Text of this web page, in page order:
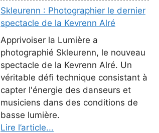
Skleurenn : Photographier le dernier
spectacle de la Kevrenn Alré
Apprivoiser la Lumière a
photographié Skleurenn, le nouveau
spectacle de la Kevrenn Alré. Un
véritable défi technique consistant à
capter l'énergie des danseurs et
musiciens dans des conditions de
basse lumière.
Lire l’article...